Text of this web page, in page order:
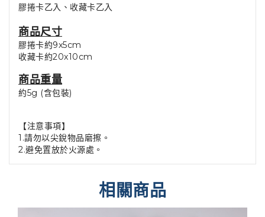
膠捲卡乙入、收藏卡乙入
商品尺寸
膠捲卡約9x5cm
收藏卡約20x10cm
商品重量
約5g (含包裝)
【注意事項】
1.請勿以尖銳物品磨擦。
2.避免置放於火源處。
相關商品